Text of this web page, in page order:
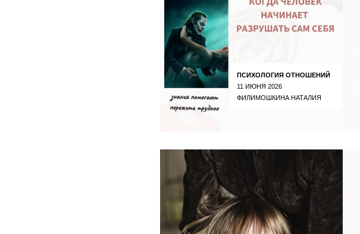
ПСИХОЛОГИЯ ОТНОШЕНИЙ
11 ИЮНЯ 2026
ФИЛИМОШКИНА НАТАЛИЯ